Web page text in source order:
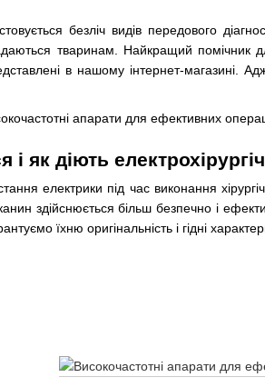
безліч видів передового
тваринам. Найкращий помічник
в нашому інтернет-
як діють
електрики під час виконання
здійснюється більш безпечно і
їхню оригінальність і гідні